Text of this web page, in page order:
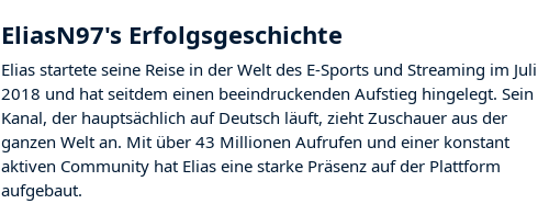
EliasN97's Erfolgsgeschichte
Elias startete seine Reise in der Welt des E-Sports und Streaming im Juli
2018 und hat seitdem einen beeindruckenden Aufstieg hingelegt. Sein
Kanal, der hauptsächlich auf Deutsch läuft, zieht Zuschauer aus der
ganzen Welt an. Mit über 43 Millionen Aufrufen und einer konstant
aktiven Community hat Elias eine starke Präsenz auf der Plattform
aufgebaut.